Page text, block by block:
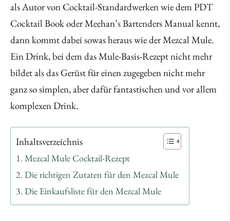
als Autor von Cocktail-Standardwerken wie dem PDT
Cocktail Book oder Meehan’s Bartenders Manual kennt,
dann kommt dabei sowas heraus wie der Mezcal Mule.
Ein Drink, bei dem das Mule-Basis-Rezept nicht mehr
bildet als das Gerüst für einen zugegeben nicht mehr
ganz so simplen, aber dafür fantastischen und vor allem
komplexen Drink.
Inhaltsverzeichnis
Mezcal Mule Cocktail-Rezept
Die richtigen Zutaten für den Mezcal Mule
Die Einkaufsliste für den Mezcal Mule